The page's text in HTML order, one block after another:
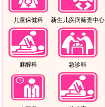
儿童保健科 新生儿疾病筛查中心
麻醉科 急诊科